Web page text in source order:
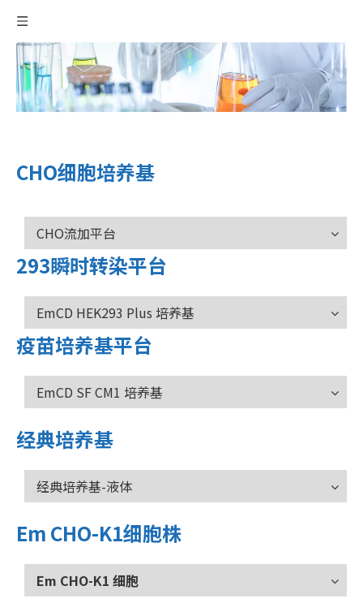
CHO细胞培养基
CHO流加平台
293瞬时转染平台
EmCD HEK293 Plus 培养基
疫苗培养基平台
EmCD SF CM1 培养基
经典培养基
经典培养基-液体
Em CHO-K1细胞株
Em CHO-K1 细胞